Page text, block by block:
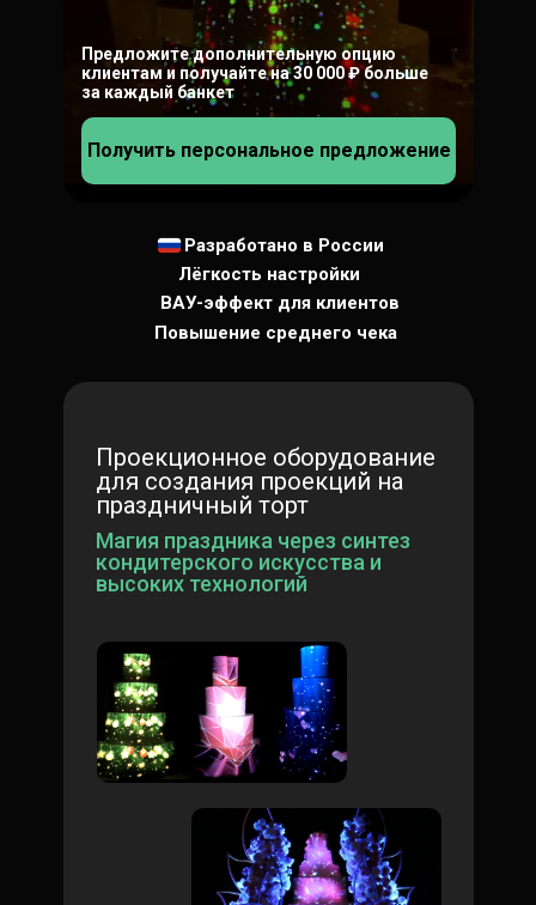
ВАУ-эффект для клиентов
Лёгкость настройки
Разработано в России
Получить персональное предложение
Предложите дополнительную опцию
клиентам и получайте на 30 000 ₽ больше
за каждый банкет
Повышение среднего чека
Проекционное оборудование
для создания проекций на
праздничный торт
Магия праздника через синтез
кондитерского искусства и
высоких технологий